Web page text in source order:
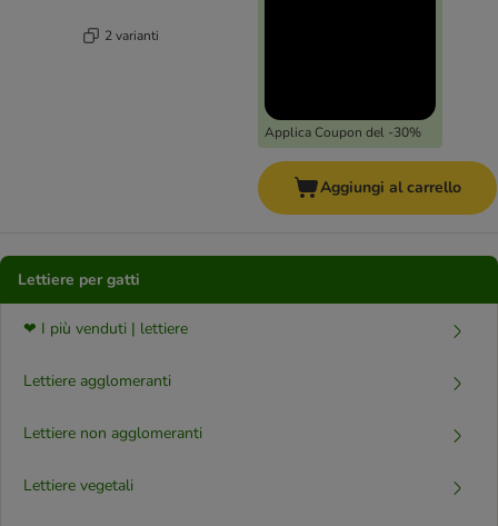
2 varianti
Applica Coupon del -30%
Aggiungi al carrello
Lettiere per gatti
❤ I più venduti | lettiere
Lettiere agglomeranti
Lettiere non agglomeranti
Lettiere vegetali